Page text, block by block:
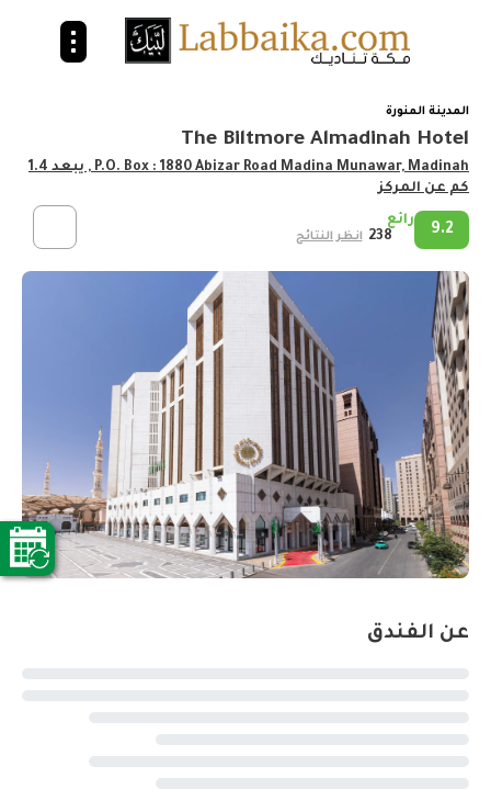
المدينة المنورة
The Biltmore Almadinah Hotel
P.O. Box : 1880 Abizar Road Madina Munawar, Madinah
, يبعد 1.4
كم عن المركز
9.2
رائع
238 انظر النتائج
عن الفندق